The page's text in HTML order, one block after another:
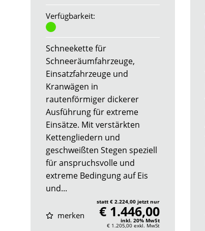
Verfügbarkeit:
Schneekette für
Schneeräumfahrzeuge,
Einsatzfahrzeuge und
Kranwägen in
rautenförmiger dickerer
Ausführung für extreme
Einsätze. Mit verstärkten
Kettengliedern und
geschweißten Stegen speziell
für anspruchsvolle und
extreme Bedingung auf Eis
und...
merken
statt € 2.224,00 jetzt nur
€ 1.446,00
inkl. 20% MwSt
€ 1.205,00 exkl. MwSt